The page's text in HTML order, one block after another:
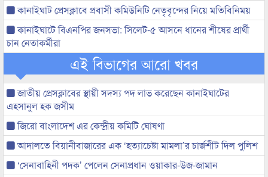
কানাইঘাট প্রেসক্লাবে প্রবাসী কমিউনিটি নেতৃবৃন্দের নিয়ে মতিবিনিময়
কানাইঘাটে বিএনপির জনসভা: সিলেট-৫ আসনে ধানের শীষের প্রার্থী
চান নেতাকর্মীরা
এই বিভাগের আরো খবর
জাতীয় প্রেসক্লাবের স্থায়ী সদস্য পদ লাভ করেছেন কানাইঘাটের
এহসানুল হক জসীম
জিরো বাংলাদেশ এর কেন্দ্রীয় কমিটি ঘোষণা
আদালতে বিয়ানীবাজারের এক ‘হত্যাচেষ্টা মামলা’র চার্জশীট দিল পুলিশ
‘সেনাবাহিনী পদক’ পেলেন সেনাপ্রধান ওয়াকার-উজ-জামান